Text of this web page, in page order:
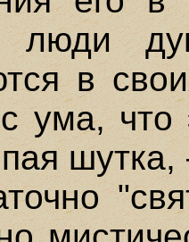
люди
в
ума, что